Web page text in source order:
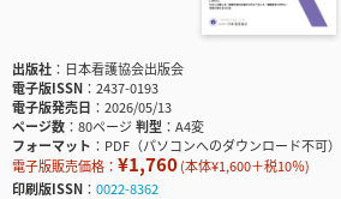
出版社
日本看護協会出版会
電子版ISSN
2437-0193
電子版発売日
2026/05/13
ページ数
80ページ判型
A4変
フォーマット
PDF（パソコンへのダウンロード不可）
電子版販売価格： ¥1,760(本体¥1,600＋税10％)
印刷版ISSN
0022-8362